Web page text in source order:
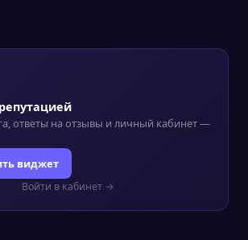
ответы на отзывы и личный кабинет —
виджет
Войти в кабинет →